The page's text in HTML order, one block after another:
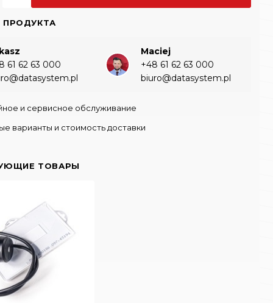
61 62 63 000‬
Maciej
+48 61 62 63 000‬
biuro@datasystem.pl
и сервисное обслуживание
варианты и стоимость доставки
ТОВАРЫ